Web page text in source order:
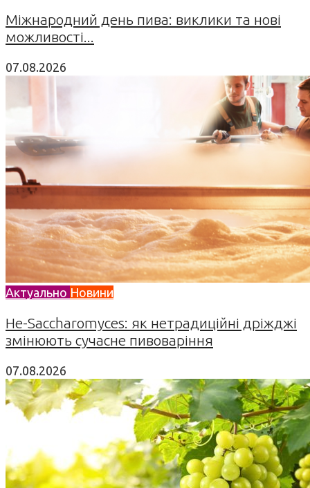
Міжнародний день пива: виклики та нові
можливості...
07.08.2026
Актуально Новини
Не-Saccharomyces: як нетрадиційні дріжджі
змінюють сучасне пивоваріння
07.08.2026